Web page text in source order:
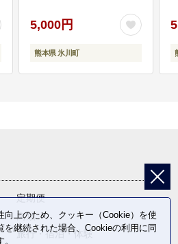
5,000円
熊本県 氷川町
定期便
肉類
旅行・宿泊・体験
向上のため、クッキー（Cookie）を使
を継続された場合、Cookieの利用に同